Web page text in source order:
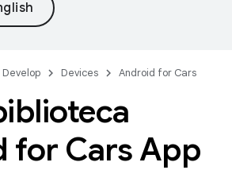
Develop Devices Android for Cars
for Cars App